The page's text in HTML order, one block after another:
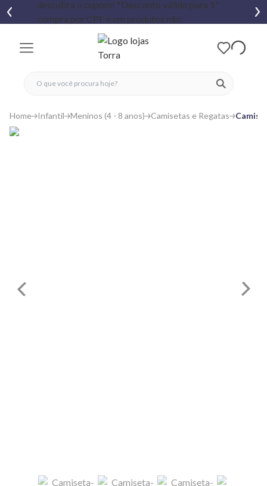
ver
fechar menu
fechar menu
favoritos
Home Infantil Meninos (4 - 8 anos) Camisetas e Regatas